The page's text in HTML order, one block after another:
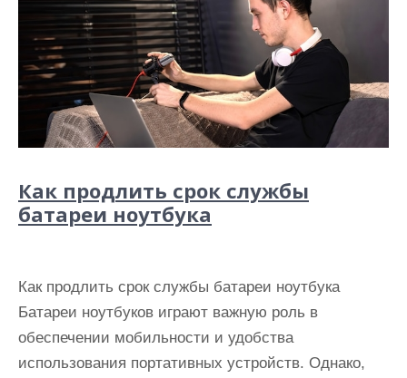
Как продлить срок службы
батареи ноутбука
Как продлить срок службы батареи ноутбука
Батареи ноутбуков играют важную роль в
обеспечении мобильности и удобства
использования портативных устройств. Однако,